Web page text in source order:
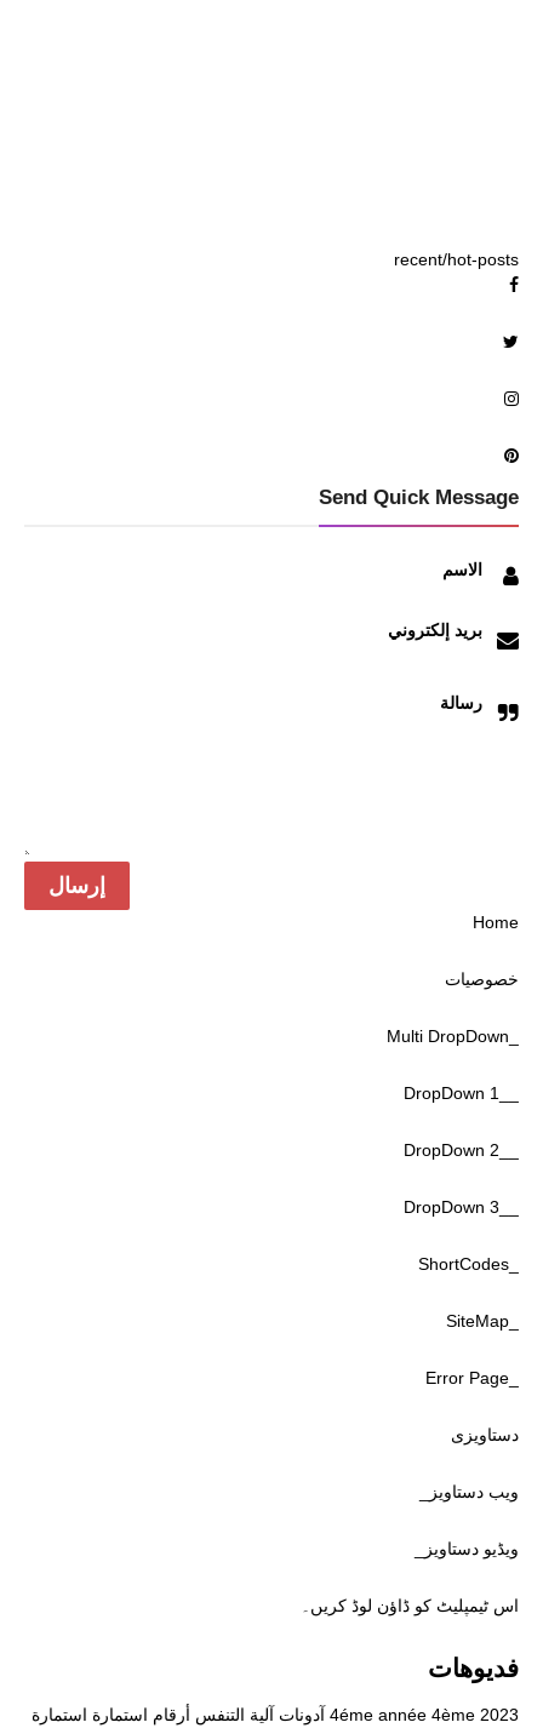
recent/hot-posts
Send Quick Message
الاسم
بريد إلكتروني
رسالة
Home
خصوصیات
دستاویزی
ویب دستاویز_
ویڈیو دستاویز_
اس ٹیمپلیٹ کو ڈاؤن لوڈ کریں۔
فديوهات
2023
4ème
4éme année آدونات آلية التنفس أرقام استمارة استمارة